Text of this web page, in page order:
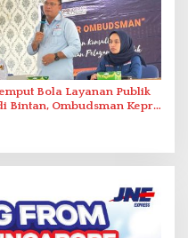
Bola Layanan Publik
Bintan, Ombudsman Kepri